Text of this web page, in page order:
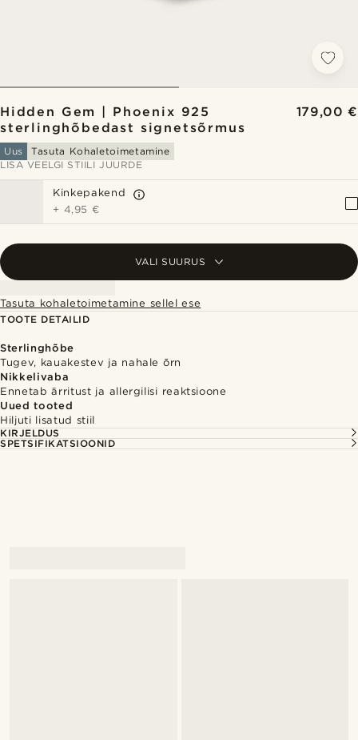
Hidden Gem | Phoenix 925
sterlinghõbedast signetsõrmus
179,00 €
Uus
Tasuta Kohaletoimetamine
LISA VEELGI STIILI JUURDE
Kinkepakend
+ 4,95 €
VALI SUURUS
Tasuta kohaletoimetamine sellel ese
TOOTE DETAILID
Sterlinghõbe
Tugev, kauakestev ja nahale õrn
Nikkelivaba
Ennetab ärritust ja allergilisi reaktsioone
Uued tooted
Hiljuti lisatud stiil
KIRJELDUS
SPETSIFIKATSIOONID